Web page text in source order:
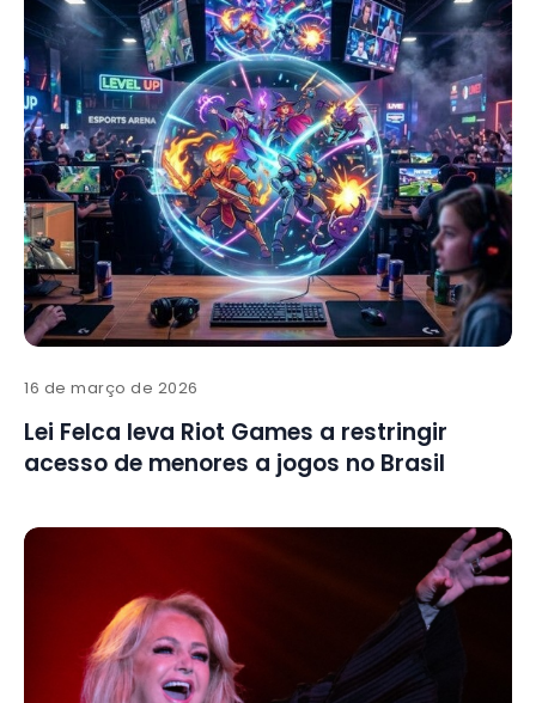
16 de março de 2026
Lei Felca leva Riot Games a restringir
acesso de menores a jogos no Brasil